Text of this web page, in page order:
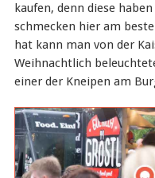
kaufen, denn diese
schmecken hier am
hat kann man von der
Weihnachtlich
einer der Kneipen am